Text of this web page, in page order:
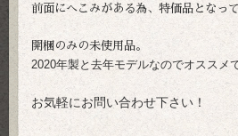
前面にへこみがある為、特価品となっ
開梱のみの未使用品。
2020年製と去年モデルなのでオススメ
お気軽にお問い合わせ下さい！